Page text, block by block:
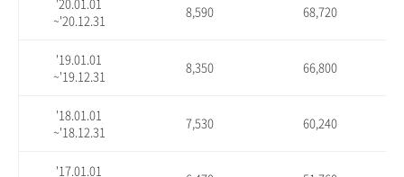
~'20.12.31
8,590 68,720
'19.01.01
~'19.12.31
8,350 66,800
'18.01.01
~'18.12.31
7,530 60,240
'17.01.01